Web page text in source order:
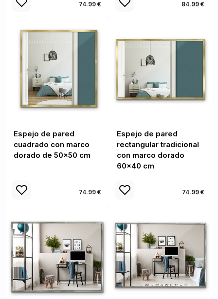
74.99 € 84.99 €
Espejo de pared
cuadrado con marco
dorado de 50x50 cm
74.99 €
Espejo de pared
rectangular tradicional
con marco dorado
60x40 cm
74.99 €